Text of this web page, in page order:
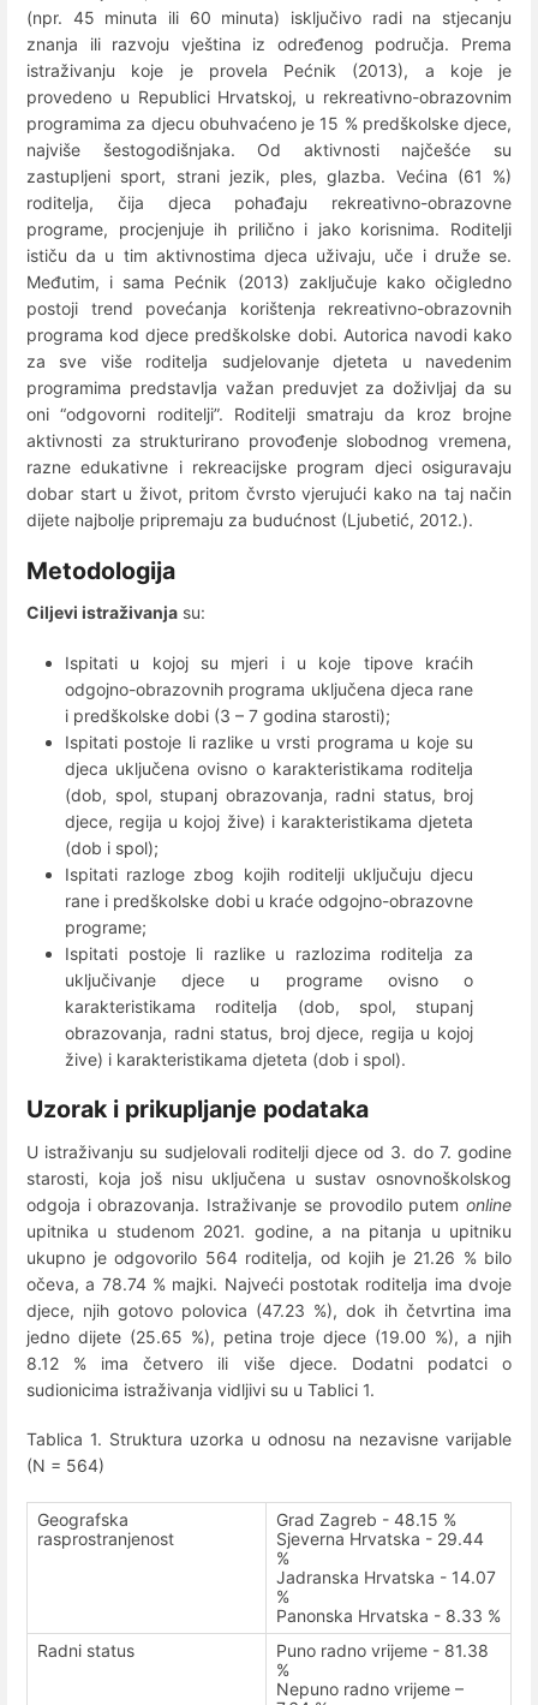
(npr. 45 minuta ili 60 minuta) isključivo radi na stjecanju
znanja ili razvoju vještina iz određenog područja. Prema
istraživanju koje je provela Pećnik (2013), a koje je
provedeno u Republici Hrvatskoj, u rekreativno-obrazovnim
programima za djecu obuhvaćeno je 15 % predškolske djece,
najviše šestogodišnjaka. Od aktivnosti najčešće su
zastupljeni sport, strani jezik, ples, glazba. Većina (61 %)
roditelja, čija djeca pohađaju rekreativno-obrazovne
programe, procjenjuje ih prilično i jako korisnima. Roditelji
ističu da u tim aktivnostima djeca uživaju, uče i druže se.
Međutim, i sama Pećnik (2013) zaključuje kako očigledno
postoji trend povećanja korištenja rekreativno-obrazovnih
programa kod djece predškolske dobi. Autorica navodi kako
za sve više roditelja sudjelovanje djeteta u navedenim
programima predstavlja važan preduvjet za doživljaj da su
oni “odgovorni roditelji”. Roditelji smatraju da kroz brojne
aktivnosti za strukturirano provođenje slobodnog vremena,
razne edukativne i rekreacijske program djeci osiguravaju
dobar start u život, pritom čvrsto vjerujući kako na taj način
dijete najbolje pripremaju za budućnost (Ljubetić, 2012.).
Metodologija
Ciljevi istraživanja su:
Ispitati u kojoj su mjeri i u koje tipove kraćih
odgojno-obrazovnih programa uključena djeca rane
i predškolske dobi (3 – 7 godina starosti);
Ispitati postoje li razlike u vrsti programa u koje su
djeca uključena ovisno o karakteristikama roditelja
(dob, spol, stupanj obrazovanja, radni status, broj
djece, regija u kojoj žive) i karakteristikama djeteta
(dob i spol);
Ispitati razloge zbog kojih roditelji uključuju djecu
rane i predškolske dobi u kraće odgojno-obrazovne
programe;
Ispitati postoje li razlike u razlozima roditelja za
uključivanje djece u programe ovisno o
karakteristikama roditelja (dob, spol, stupanj
obrazovanja, radni status, broj djece, regija u kojoj
žive) i karakteristikama djeteta (dob i spol).
Uzorak i prikupljanje podataka
U istraživanju su sudjelovali roditelji djece od 3. do 7. godine
starosti, koja još nisu uključena u sustav osnovnoškolskog
odgoja i obrazovanja. Istraživanje se provodilo putem online
upitnika u studenom 2021. godine, a na pitanja u upitniku
ukupno je odgovorilo 564 roditelja, od kojih je 21.26 % bilo
očeva, a 78.74 % majki. Najveći postotak roditelja ima dvoje
djece, njih gotovo polovica (47.23 %), dok ih četvrtina ima
jedno dijete (25.65 %), petina troje djece (19.00 %), a njih
8.12 % ima četvero ili više djece. Dodatni podatci o
sudionicima istraživanja vidljivi su u Tablici 1.
Tablica 1. Struktura uzorka u odnosu na nezavisne varijable
(N = 564)
Geografska
rasprostranjenost
Grad Zagreb - 48.15 %
Sjeverna Hrvatska - 29.44
%
Jadranska Hrvatska - 14.07
%
Panonska Hrvatska - 8.33 %
Radni status
Puno radno vrijeme - 81.38
%
Nepuno radno vrijeme –